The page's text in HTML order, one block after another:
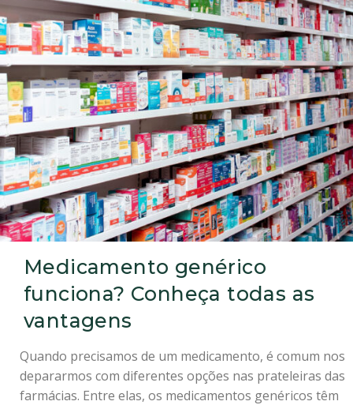
Medicamento genérico
funciona? Conheça todas as
vantagens
Quando precisamos de um medicamento, é comum nos
depararmos com diferentes opções nas prateleiras das
farmácias. Entre elas, os medicamentos genéricos têm